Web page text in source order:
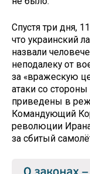
Спустя три дня,
что украинский
назвали
неподалеку от
за «вражескую
атаки со
приведены в
Командующий
революции
за сбитый